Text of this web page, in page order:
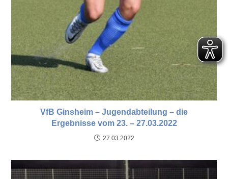
VfB Ginsheim – Jugendabteilung – die
Ergebnisse vom 23. – 27.03.2022
27.03.2022